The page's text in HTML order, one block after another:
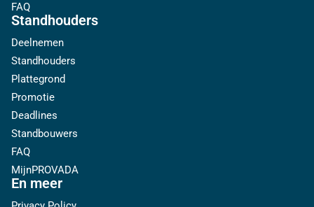
FAQ
Standhouders
Deelnemen
Standhouders
Plattegrond
Promotie
Deadlines
Standbouwers
FAQ
MijnPROVADA
En meer